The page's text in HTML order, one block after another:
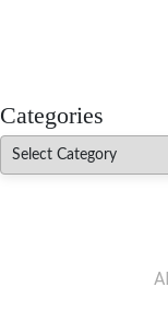
Categories
Categories